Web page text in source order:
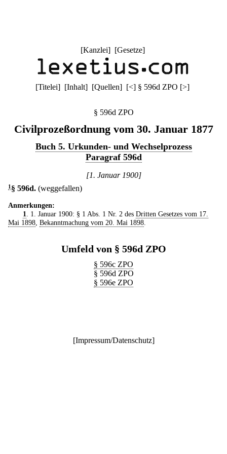
[Kanzlei] [Gesetze]
[Titelei] [Inhalt] [Quellen] [<] § 596d ZPO [>]
§ 596d ZPO
Civilprozeßordnung vom 30. Januar 1877
Buch 5. Urkunden- und Wechselprozess
Paragraf 596d
[1. Januar 1900]
1 § 596d. (weggefallen)
Anmerkungen:
1
. 1. Januar 1900: § 1 Abs. 1 Nr. 2 des Dritten Gesetzes vom 17.
Mai 1898 Bekanntmachung vom 20. Mai 1898
Umfeld von § 596d ZPO
§ 596c ZPO
§ 596d ZPO
§ 596e ZPO
[Impressum/Datenschutz]